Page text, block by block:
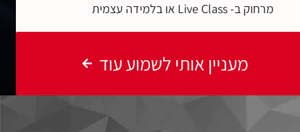
מרחוק ב- Live Class או בלמידה עצמית
מעניין אותי לשמוע עוד